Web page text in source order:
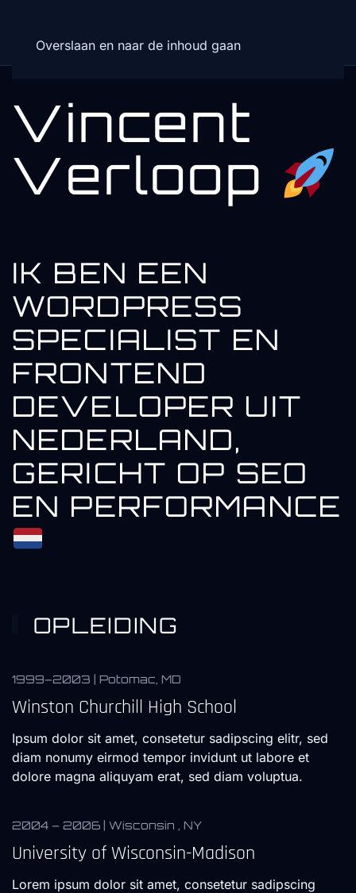
Overslaan en naar de inhoud gaan
Vincent
Verloop
IK BEN EEN
WORDPRESS
SPECIALIST EN
FRONTEND
DEVELOPER UIT
NEDERLAND,
GERICHT OP SEO
EN PERFORMANCE
OPLEIDING
1999–2003 | Potomac, MD
Winston Churchill High School
Ipsum dolor sit amet, consetetur sadipscing elitr, sed
diam nonumy eirmod tempor invidunt ut labore et
dolore magna aliquyam erat, sed diam voluptua.
2004 – 2006 | Wisconsin , NY
University of Wisconsin-Madison
Lorem ipsum dolor sit amet, consetetur sadipscing